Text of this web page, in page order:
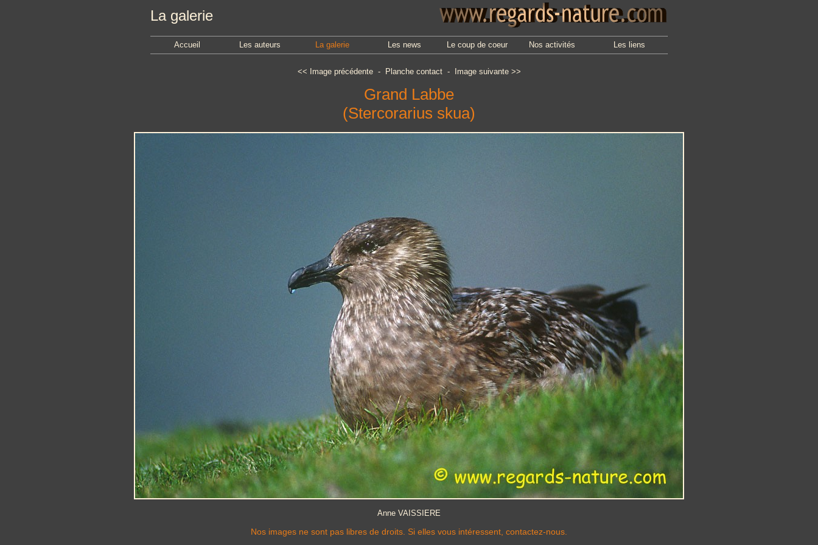
La galerie
Accueil Les auteurs La galerie Les news Le coup de coeur Nos activités Les liens
<< Image précédente- Planche contact- Image suivante>>
Grand Labbe
(Stercorarius skua)
Anne VAISSIERE
Nos images ne sont pas libres de droits. Si elles vous intéressent, contactez-nous.